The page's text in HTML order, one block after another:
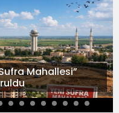
Mahallesi”